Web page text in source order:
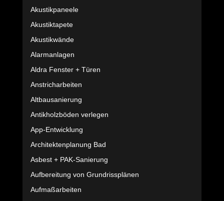
Akustikpaneele
Akustiktapete
Akustikwände
Alarmanlagen
Aldra Fenster + Türen
Anstricharbeiten
Altbausanierung
Antikholzböden verlegen
App-Entwicklung
Architektenplanung Bad
Asbest + PAK-Sanierung
Aufbereitung von Grundrissplänen
Aufmaßarbeiten